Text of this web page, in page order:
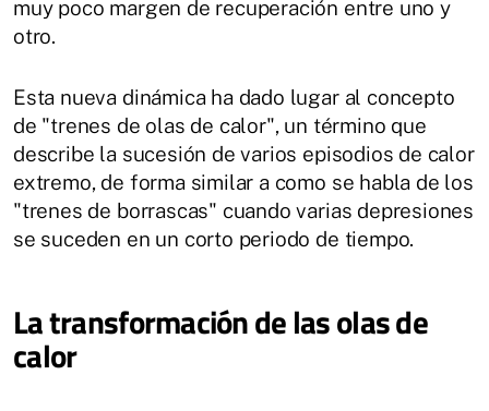
muy poco margen de recuperación entre uno y
otro.
Esta nueva dinámica ha dado lugar al concepto
de "trenes de olas de calor", un término que
describe la sucesión de varios episodios de calor
extremo, de forma similar a como se habla de los
"trenes de borrascas" cuando varias depresiones
se suceden en un corto periodo de tiempo.
La transformación de las olas de
calor